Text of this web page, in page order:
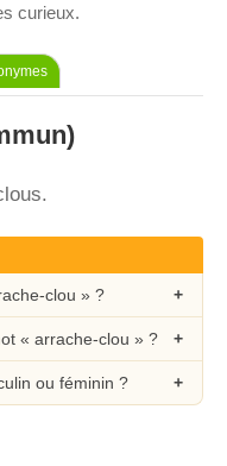
curieux.
clou » ?
« arrache-clou » ?
ou féminin ?